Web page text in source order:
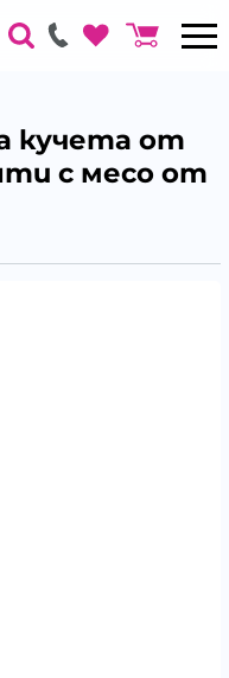
кучета от
с месо от